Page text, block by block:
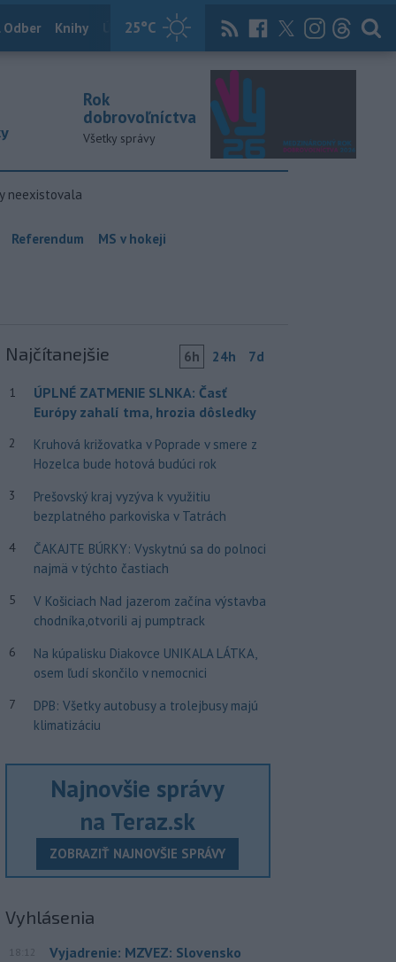
25°C
Odber Knihy Útulkovo Magazín News Now Archív
Rok
dobrovoľníctva
Všetky správy
neexistovala
Referendum MS v hokeji
Najčítanejšie 6h 24h 7d
1
ÚPLNÉ ZATMENIE SLNKA: Časť
Európy zahalí tma, hrozia dôsledky
2
Kruhová križovatka v Poprade v smere z
Hozelca bude hotová budúci rok
3
Prešovský kraj vyzýva k využitiu
bezplatného parkoviska v Tatrách
4
ČAKAJTE BÚRKY: Vyskytnú sa do polnoci
najmä v týchto častiach
5
V Košiciach Nad jazerom začína výstavba
chodníka,otvorili aj pumptrack
6
Na kúpalisku Diakovce UNIKALA LÁTKA,
osem ľudí skončilo v nemocnici
7
DPB: Všetky autobusy a trolejbusy majú
klimatizáciu
Najnovšie správy
na Teraz.sk
ZOBRAZIŤ NAJNOVŠIE SPRÁVY
Vyhlásenia
18:12
Vyjadrenie: MZVEZ: Slovensko